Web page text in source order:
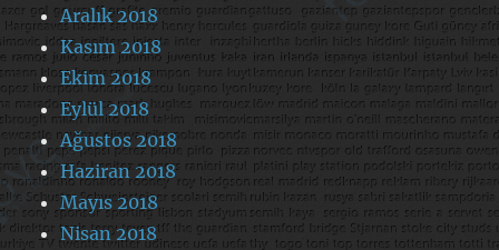
Aralık 2018
Kasım 2018
Ekim 2018
Eylül 2018
Ağustos 2018
Haziran 2018
Mayıs 2018
Nisan 2018